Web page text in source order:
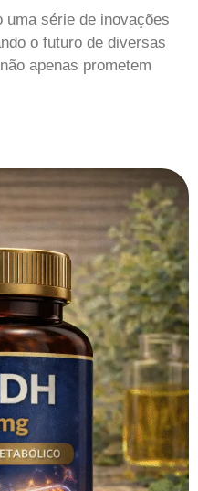
uma série de inovações
o futuro de diversas
apenas prometem